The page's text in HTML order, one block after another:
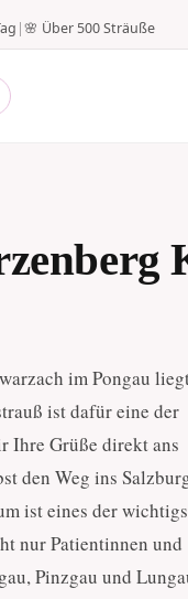
|🌸 Über 500 Sträuße
im Pongau
ist dafür eine der
Ihre Grüße direkt ans
den Weg ins
ist eines der
nur Patientinnen und
Pinzgau und